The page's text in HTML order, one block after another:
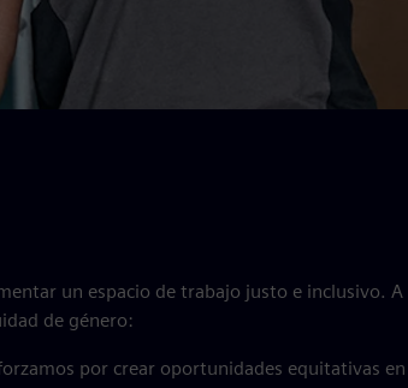
un espacio de trabajo justo e inclusivo. A
de género:
por crear oportunidades equitativas en